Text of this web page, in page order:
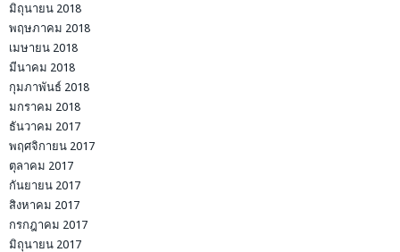
มิถุนายน 2018
พฤษภาคม 2018
เมษายน 2018
มีนาคม 2018
กุมภาพันธ์ 2018
มกราคม 2018
ธันวาคม 2017
พฤศจิกายน 2017
ตุลาคม 2017
กันยายน 2017
สิงหาคม 2017
กรกฎาคม 2017
มิถุนายน 2017